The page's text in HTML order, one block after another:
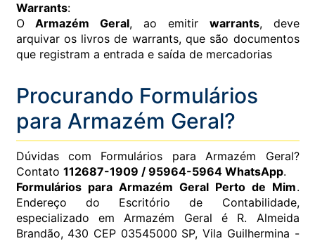
Warrants:
OArmazém Geral, ao emitir warrants, deve
arquivar os livros de warrants, que são documentos
que registram a entrada e saída de mercadorias
Procurando Formulários
para Armazém Geral?
Dúvidas com Formulários para Armazém Geral?
Contato 112687-1909 / 95964-5964 WhatsApp.
Formulários para Armazém Geral Perto de Mim.
Endereço do Escritório de Contabilidade,
especializado em Armazém Geral é R. Almeida
Brandão, 430 CEP 03545000 SP, Vila Guilhermina -